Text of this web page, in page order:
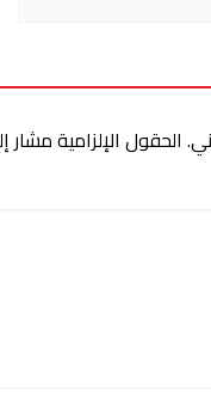
الحقول الإلزامية مشار